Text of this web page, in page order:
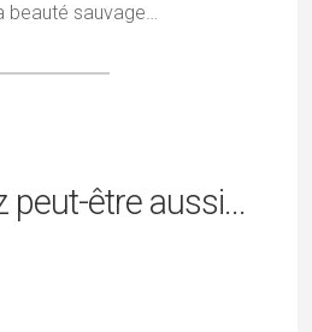
beauté sauvage…
peut-être aussi...